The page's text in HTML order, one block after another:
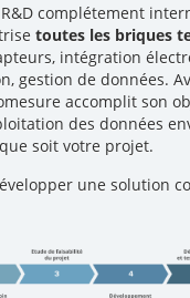
complétement
toutes les briques
intégration
gestion de données.
accomplit son
des données
soit votre projet.
une solution